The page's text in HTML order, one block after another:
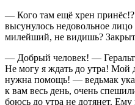
— Кого там ещё хрен
высунулось недовольное
милейший, не видишь?
— Добрый человек! —
Не могу я ждать до утра! Мой
нужна помощь! — ведьмак
к вам весь день, очень
боюсь до утра не дотянет.